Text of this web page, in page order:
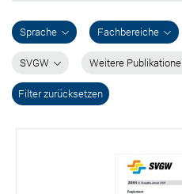
Sprache Fachbereiche
SVGW Weitere
Filter zurücksetzen